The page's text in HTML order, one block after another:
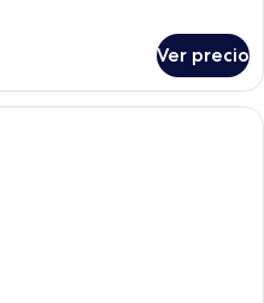
Ver precio
Habitación de hotel con dos camas,